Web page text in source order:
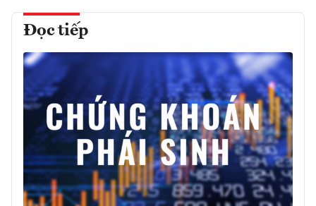
Đọc tiếp